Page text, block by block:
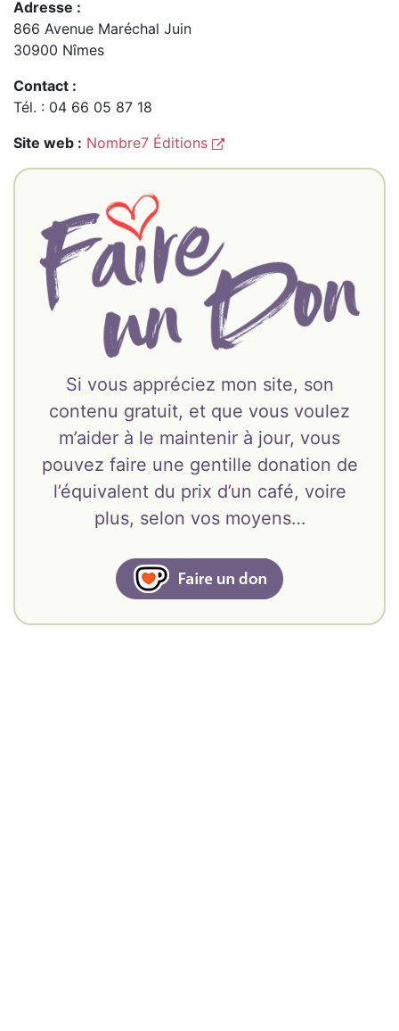
Adresse :
866 Avenue Maréchal Juin
30900 Nîmes
Contact :
Tél. : 04 66 05 87 18
Site web : Nombre7 Éditions
Si vous appréciez mon site, son
contenu gratuit, et que vous voulez
m’aider à le maintenir à jour, vous
pouvez faire une gentille donation de
l’équivalent du prix d’un café, voire
plus, selon vos moyens…